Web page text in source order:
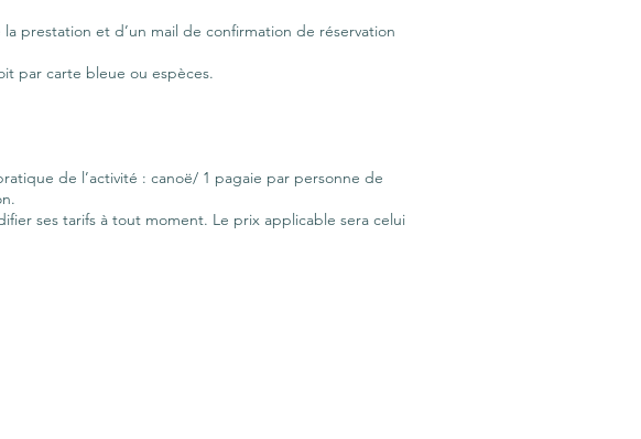
prestation et d’un mail de confirmation de réservation
par carte bleue ou espèces.
de l’activité : canoë/ 1 pagaie par personne de
ses tarifs à tout moment. Le prix applicable sera celui